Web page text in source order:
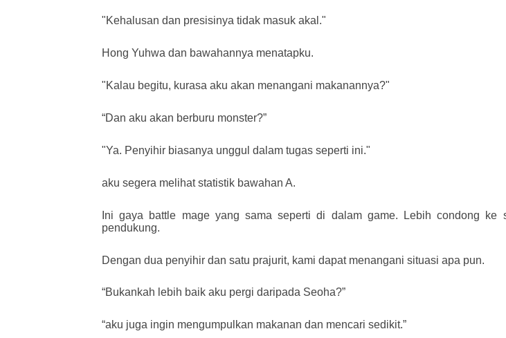
"Kehalusan dan presisinya tidak masuk akal."
Hong Yuhwa dan bawahannya menatapku.
"Kalau begitu, kurasa aku akan menangani makanannya?"
“Dan aku akan berburu monster?”
"Ya. Penyihir biasanya unggul dalam tugas seperti ini."
aku segera melihat statistik bawahan A.
Ini gaya battle mage yang sama seperti di dalam game. Lebih condong
pendukung.
Dengan dua penyihir dan satu prajurit, kami dapat menangani situasi apa pun.
“Bukankah lebih baik aku pergi daripada Seoha?”
“aku juga ingin mengumpulkan makanan dan mencari sedikit.”